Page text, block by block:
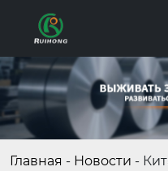
Главная - Новости -